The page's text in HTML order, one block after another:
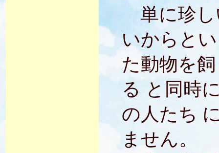
単に珍し
いからと
た動物を
る と同時
の人たち
ません。